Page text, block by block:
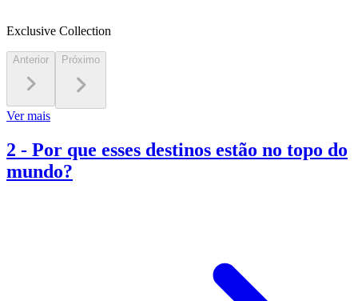
Exclusive Collection
Anterior Próximo
Ver mais
2 - Por que esses destinos estão no topo do
mundo?